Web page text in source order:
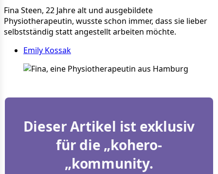
Fina Steen, 22 Jahre alt und ausgebildete
Physiotherapeutin, wusste schon immer, dass sie lieber
selbstständig statt angestellt arbeiten möchte.
Emily Kossak
Dieser Artikel ist exklusiv
für die „kohero-
„kommunity.